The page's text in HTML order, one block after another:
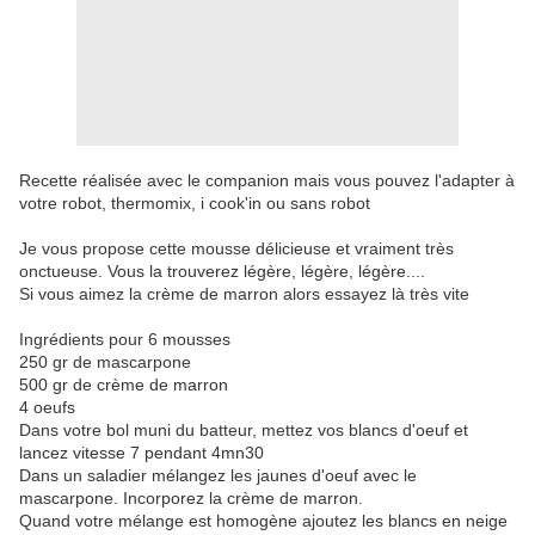
Recette réalisée avec le companion mais vous pouvez l'adapter à
votre robot, thermomix, i cook'in ou sans robot
Je vous propose cette mousse délicieuse et vraiment très
onctueuse. Vous la trouverez légère, légère, légère....
Si vous aimez la crème de marron alors essayez là très vite
Ingrédients pour 6 mousses
250 gr de mascarpone
500 gr de crème de marron
4 oeufs
Dans votre bol muni du batteur, mettez vos blancs d'oeuf et
lancez vitesse 7 pendant 4mn30
Dans un saladier mélangez les jaunes d'oeuf avec le
mascarpone. Incorporez la crème de marron.
Quand votre mélange est homogène ajoutez les blancs en neige